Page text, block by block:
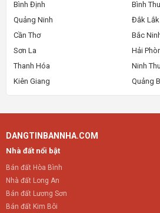
Bình Định
Bình
Quảng Ninh
Đắk Lắk
Cần Thơ
Bắc
Sơn La
Hải
Thanh Hóa
Ninh
Kiên Giang
Quảng
DANGTINBANNHA.COM
Nhà đất nổi bật
Bán đất Hòa Bình
Nhà đất Long An
Bán đất Lương Sơn
Bán đất Kim Bôi